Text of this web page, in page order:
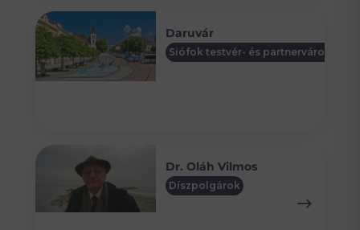
Daruvár
Siófok testvér- és partnervárosai
Dr. Oláh Vilmos
Díszpolgárok